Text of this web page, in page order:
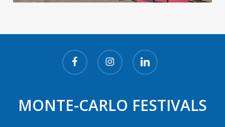
facebook instagram linkedin
MONTE-CARLO FESTIVALS